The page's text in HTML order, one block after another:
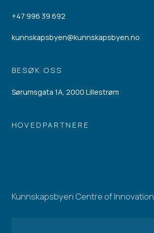
+47 996 39 692
kunnskapsbyen@kunnskapsbyen.no
BESØK OSS
Sørumsgata 1A, 2000 Lillestrøm
HOVEDPARTNERE
Kunnskapsbyen Centre of Innovation